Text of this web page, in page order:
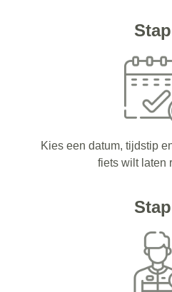
Kies een datum, tijdstip
fiets wilt laten